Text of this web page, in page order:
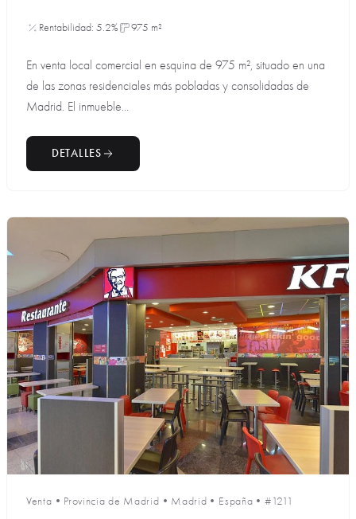
Rentabilidad: 5.2% 975 m²
En venta local comercial en esquina de 975 m², situado en una
de las zonas residenciales más pobladas y consolidadas de
Madrid. El inmueble...
DETALLES
Venta • Provincia de Madrid • Madrid • España •#1211